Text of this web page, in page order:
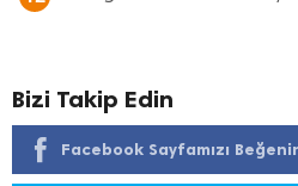
Bizi Takip Edin
Facebook Sayfamızı